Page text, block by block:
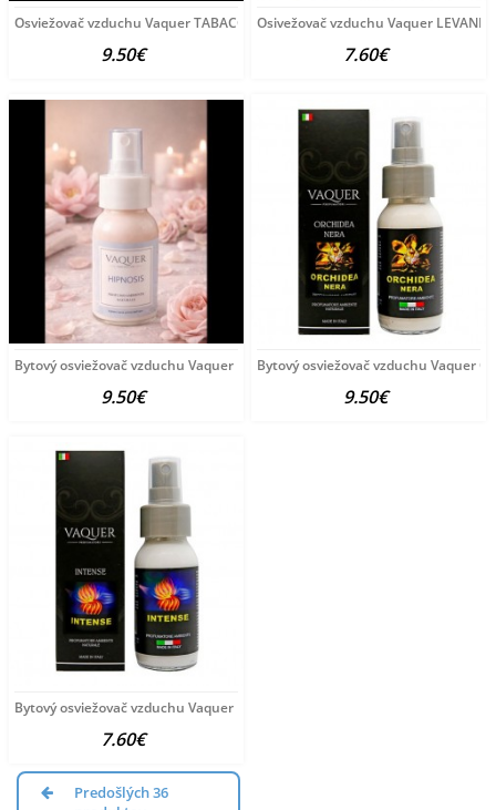
Osviežovač vzduchu Vaquer TABACCO AMBRA 60 ml
9.50€
Osivežovač vzduchu Vaquer
7.60€
Bytový osviežovač vzduchu Vaquer HYPNOSIS 60 ml
9.50€
Bytový osviežovač vzduchu Vaquer
9.50€
Bytový osviežovač vzduchu Vaquer INTENSE 60 ml
7.60€
Predošlých 36